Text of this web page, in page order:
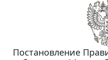
Постановление